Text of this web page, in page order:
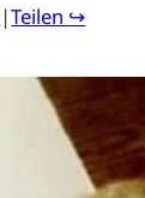
|Teilen ↪